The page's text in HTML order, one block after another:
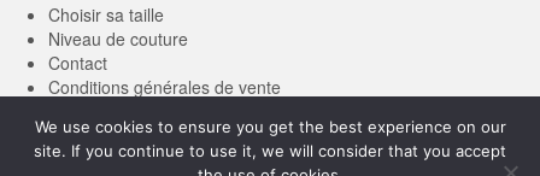
Choisir sa taille
Niveau de couture
Contact
Conditions générales de vente
We use cookies to ensure you get the best experience on our
site. If you continue to use it, we will consider that you accept